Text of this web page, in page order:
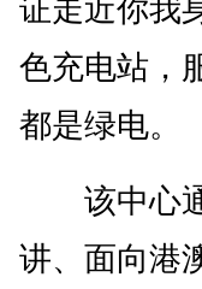
证走近你我
色充电站，
都是绿电。
该中心通
讲、面向港